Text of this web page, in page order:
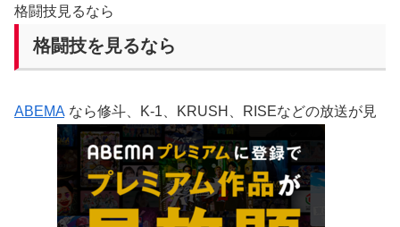
格闘技見るなら
格闘技を見るなら
ABEMA なら修斗、K-1、KRUSH、RISEなどの放送が見